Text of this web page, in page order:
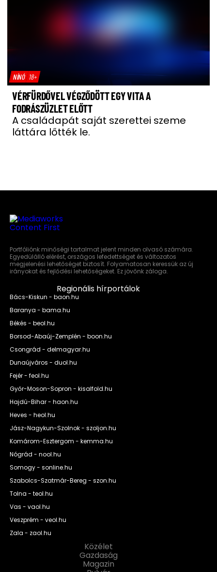
NÍNÓ 18+
VÉRFÜRDŐVEL VÉGZŐDÖTT EGY VITA A
FODRÁSZÜZLET ELŐTT
A családapát saját szerettei szeme
láttára lőtték le.
Portfóliónk minőségi tartalmat jelent minden olvasó számára.
Egyedülálló elérést, országos lefedettséget és változatos
megjelenési lehetőséget biztosít. Folyamatosan keressük az új
irányokat és fejlődési lehetőségeket. Ez jövőnk záloga.
Regionális hírportálok
Bács-Kiskun - baon.hu
Baranya - bama.hu
Békés - beol.hu
Borsod-Abaúj-Zemplén - boon.hu
Csongrád - delmagyar.hu
Dunaújváros - duol.hu
Fejér - feol.hu
Győr-Moson-Sopron - kisalfold.hu
Hajdú-Bihar - haon.hu
Heves - heol.hu
Jász-Nagykun-Szolnok - szoljon.hu
Komárom-Esztergom - kemma.hu
Nógrád - nool.hu
Somogy - sonline.hu
Szabolcs-Szatmár-Bereg - szon.hu
Tolna - teol.hu
Vas - vaol.hu
Veszprém - veol.hu
Zala - zaol.hu
Közélet
Gazdaság
Magazin